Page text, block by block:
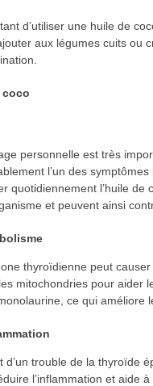
d’utiliser une huile de
aux légumes cuits
coco
personnelle est très
l’un des
quotidiennement l’huile
et peuvent ainsi
thyroïdienne peut
mitochondries pour aider
ce qui améliore
d’un trouble de la thyroïde
l’inflammation et aide